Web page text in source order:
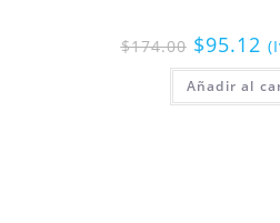
$174.00 $95.12
Añadir al